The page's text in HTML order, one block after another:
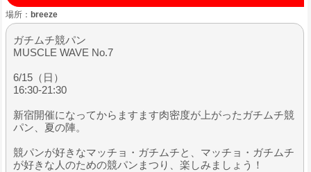
場所： breeze
ガチムチ競パン
MUSCLE WAVE No.7
6/15（日）
16:30-21:30
新宿開催になってからますます肉密度が上がったガチムチ競
パン、夏の陣。
競パンが好きなマッチョ・ガチムチと、マッチョ・ガチムチ
が好きな人のための競パンまつり、楽しみましょう！